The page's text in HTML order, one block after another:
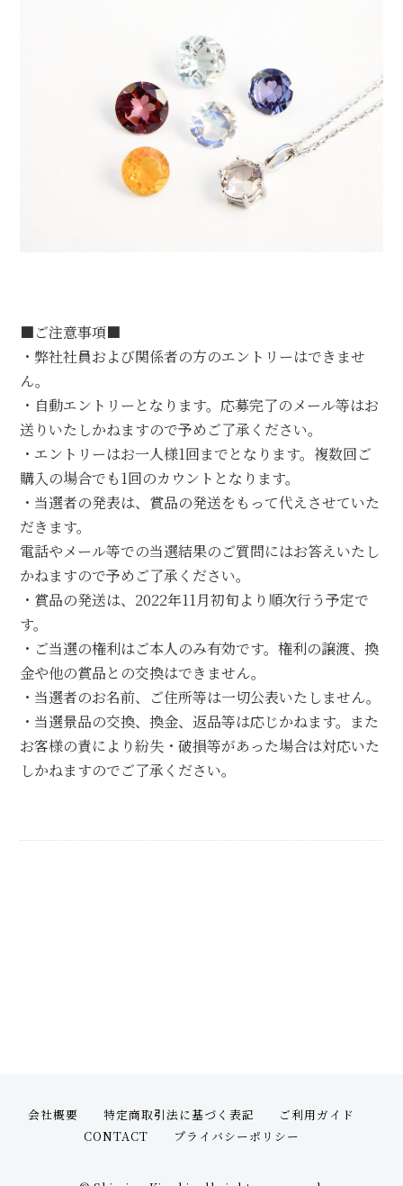
■ご注意事項■
・弊社社員および関係者の方のエントリーはできませ
ん。
・自動エントリーとなります。応募完了のメール等はお
送りいたしかねますので予めご了承ください。
・エントリーはお一人様1回までとなります。複数回ご
購入の場合でも1回のカウントとなります。
・当選者の発表は、賞品の発送をもって代えさせていた
だきます。
電話やメール等での当選結果のご質問にはお答えいたし
かねますので予めご了承ください。
・賞品の発送は、2022年11月初旬より順次行う予定で
す。
・ご当選の権利はご本人のみ有効です。権利の譲渡、換
金や他の賞品との交換はできません。
・当選者のお名前、ご住所等は一切公表いたしません。
・当選景品の交換、換金、返品等は応じかねます。また
お客様の責により紛失・破損等があった場合は対応いた
しかねますのでご了承ください。
会社概要 特定商取引法に基づく表記
ご利用ガイド
CONTACT
プライバシーポリシー